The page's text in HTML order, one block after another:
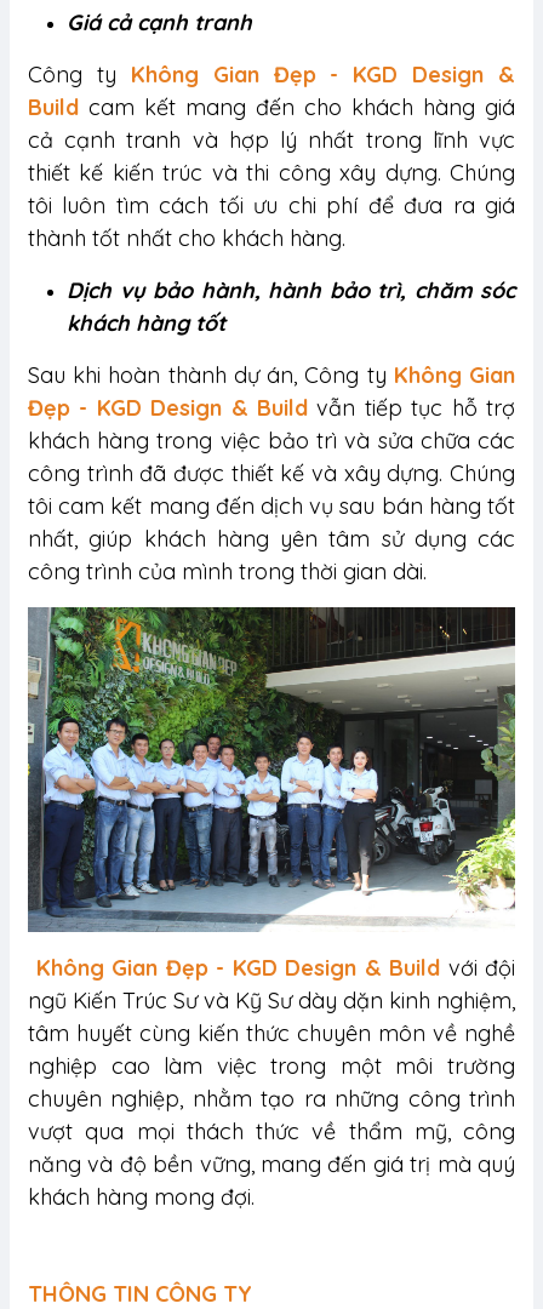
Giá cả cạnh tranh
Công ty Không Gian Đẹp - KGD Design &
Build cam kết mang đến cho khách hàng giá
cả cạnh tranh và hợp lý nhất trong lĩnh vực
thiết kế kiến trúc và thi công xây dựng. Chúng
tôi luôn tìm cách tối ưu chi phí để đưa ra giá
thành tốt nhất cho khách hàng.
Dịch vụ bảo hành, hành bảo trì, chăm sóc
khách hàng tốt
Sau khi hoàn thành dự án, Công ty Không Gian
Đẹp - KGD Design & Build vẫn tiếp tục hỗ trợ
khách hàng trong việc bảo trì và sửa chữa các
công trình đã được thiết kế và xây dựng. Chúng
tôi cam kết mang đến dịch vụ sau bán hàng tốt
nhất, giúp khách hàng yên tâm sử dụng các
công trình của mình trong thời gian dài.
Không Gian Đẹp - KGD Design & Build với đội
ngũ Kiến Trúc Sư và Kỹ Sư dày dặn kinh nghiệm,
tâm huyết cùng kiến thức chuyên môn về nghề
nghiệp cao làm việc trong một môi trường
chuyên nghiệp, nhằm tạo ra những công trình
vượt qua mọi thách thức về thẩm mỹ, công
năng và độ bền vững, mang đến giá trị mà quý
khách hàng mong đợi.
THÔNG TIN CÔNG TY